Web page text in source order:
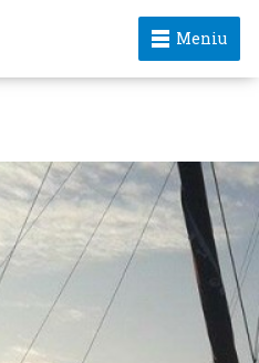
Meniu